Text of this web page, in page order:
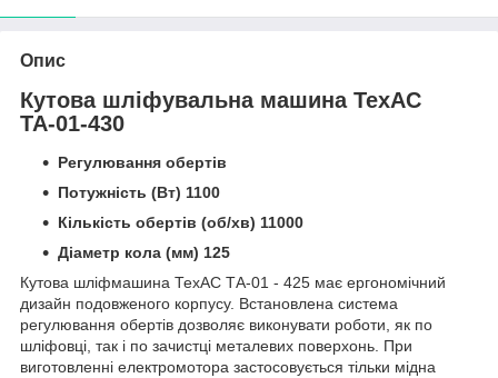
Опис
Кутова шліфувальна машина TexAC
ТА-01-430
Регулювання обертів
Потужність (Вт) 1100
Кількість обертів (об/хв) 11000
Діаметр кола (мм) 125
Кутова шліфмашина ТехАС ТА-01 - 425 має ергономічний
дизайн подовженого корпусу. Встановлена система
регулювання обертів дозволяє виконувати роботи, як по
шліфовці, так і по зачистці металевих поверхонь. При
виготовленні електромотора застосовується тільки мідна